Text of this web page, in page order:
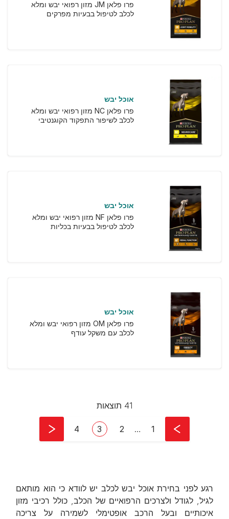
פרו פלאן JM מזון רפואי יבש ומלא
לכלב לטיפול בבעיות מפרקים
אוכל יבש
פרו פלאן NC מזון רפואי יבש ומלא
לכלב לשיפור התפקוד הקוגנטיבי
אוכל יבש
פרו פלאן NF מזון רפואי יבש ומלא
לכלב לטיפול בבעיות בכליות
אוכל יבש
פרו פלאן OM מזון רפואי יבש ומלא
לכלב עם משקל עודף
41 תוצאות
First page
1
… עמוד
2
Current page
3 עמוד
4
רגע לפני בחירת אוכל יבש לכלב יש לוודא כי הוא מותאם
לגיל, לגודל ולצרכים הרפואיים של הכלב, כולל רכיבי מזון
איכותיים ובעל הרכב אופטימלי לשמירה על צריכה